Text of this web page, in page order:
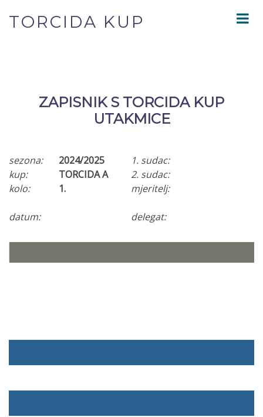
TORCIDA KUP
ZAPISNIK S TORCIDA KUP
UTAKMICE
sezona: 2024/2025
1. sudac:
kup:
TORCIDA A
2. sudac:
kolo:
1. mjeritelj:
datum: delegat: